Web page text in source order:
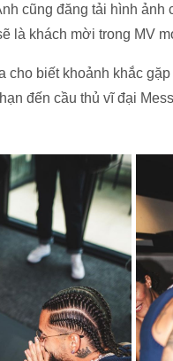
cũng đăng tải hình
là khách mời trong MV
cho biết khoảnh khắc
đến cầu thủ vĩ đại